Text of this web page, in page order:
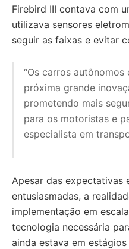
Firebird III contava com
utilizava sensores
seguir as faixas e evitar
“Os carros
próxima grande
prometendo mais
para os motoristas e
especialista em
Apesar das expectativas
entusiasmadas, a
implementação em
tecnologia necessária
ainda estava em